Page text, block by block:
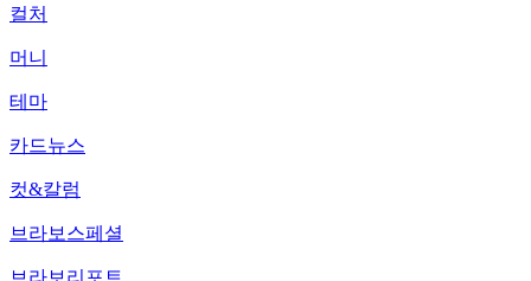
컬처
머니
테마
카드뉴스
컷&칼럼
브라보스페셜